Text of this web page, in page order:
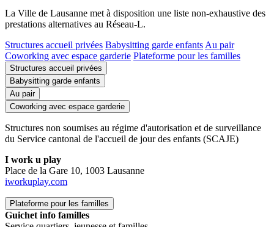
La Ville de Lausanne met à disposition une liste non-exhaustive des
prestations alternatives au Réseau-L.
Structures accueil privées Babysitting garde enfants Au pair
Coworking avec espace garderie Plateforme pour les familles
Structures accueil privées
Babysitting garde enfants
Au pair
Coworking avec espace garderie
Structures non soumises au régime d'autorisation et de surveillance
du Service cantonal de l'accueil de jour des enfants (SCAJE)
I work u play
Place de la Gare 10, 1003 Lausanne
iworkuplay.com
Plateforme pour les familles
Guichet info familles